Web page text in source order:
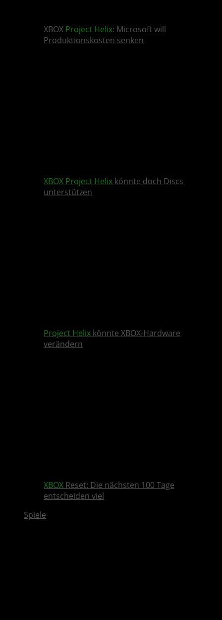
XBOX Project Helix: Microsoft will
Produktionskosten senken
XBOX Project Helix könnte doch Discs
unterstützen
Project Helix könnte XBOX-Hardware
verändern
XBOX Reset: Die nächsten 100 Tage
entscheiden viel
Spiele